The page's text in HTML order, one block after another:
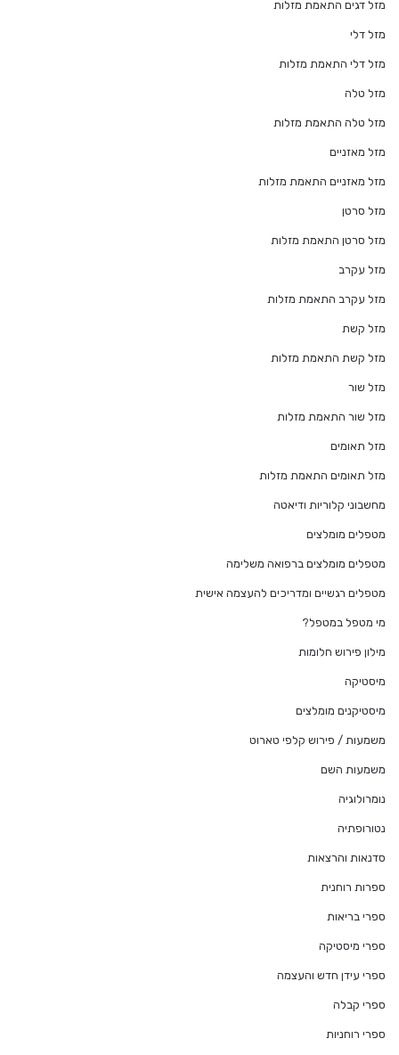
מזל דגים התאמת מזלות
מזל דלי
מזל דלי התאמת מזלות
מזל טלה
מזל טלה התאמת מזלות
מזל מאזניים
מזל מאזניים התאמת מזלות
מזל סרטן
מזל סרטן התאמת מזלות
מזל עקרב
מזל עקרב התאמת מזלות
מזל קשת
מזל קשת התאמת מזלות
מזל שור
מזל שור התאמת מזלות
מזל תאומים
מזל תאומים התאמת מזלות
מחשבוני קלוריות ודיאטה
מטפלים מומלצים
מטפלים מומלצים ברפואה משלימה
מטפלים רגשיים ומדריכים להעצמה אישית
מי מטפל במטפל?
מילון פירוש חלומות
מיסטיקה
מיסטיקנים מומלצים
משמעות / פירוש קלפי טארוט
משמעות השם
נומרולוגיה
נטורופתיה
סדנאות והרצאות
ספרות רוחנית
ספרי בריאות
ספרי מיסטיקה
ספרי עידן חדש והעצמה
ספרי קבלה
ספרי רוחניות